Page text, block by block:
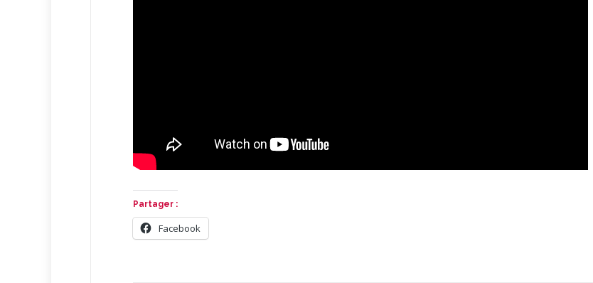
Partager :
Facebook